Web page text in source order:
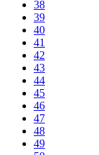
38
39
40
41
42
43
44
45
46
47
48
49